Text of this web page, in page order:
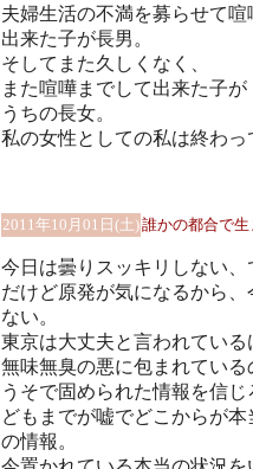
夫婦生活の不満を募らせて喧
出来た子が長男。
そしてまた久しくなく、
また喧嘩までして出来た子が
うちの長女。
私の女性としての私は終わ
2011年10月01日(土)誰かの都合で
今日は曇りスッキリしない
だけど原発が気になるから
ない。
東京は大丈夫と言われてい
無味無臭の悪に包まれてい
うそで固められた情報を信
どもまでが嘘でどこからが
の情報。